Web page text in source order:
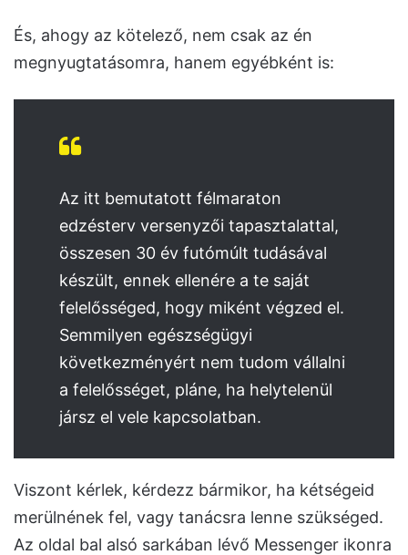
És, ahogy az kötelező, nem csak az én
megnyugtatásomra, hanem egyébként is:
Az itt bemutatott félmaraton
edzésterv versenyzői tapasztalattal,
összesen 30 év futómúlt tudásával
készült, ennek ellenére a te saját
felelősséged, hogy miként végzed el.
Semmilyen egészségügyi
következményért nem tudom vállalni
a felelősséget, pláne, ha helytelenül
jársz el vele kapcsolatban.
Viszont kérlek, kérdezz bármikor, ha kétségeid
merülnének fel, vagy tanácsra lenne szükséged.
Az oldal bal alsó sarkában lévő Messenger ikonra